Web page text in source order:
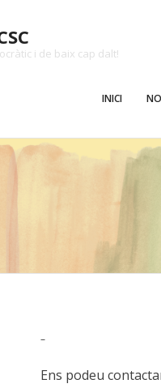
i de baix cap dalt!
INICI
–
Ens podeu